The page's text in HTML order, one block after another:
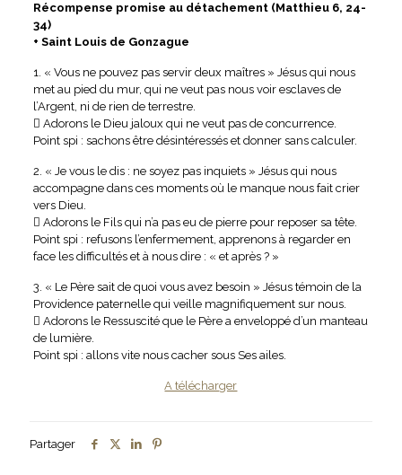
Récompense promise au détachement (Matthieu 6, 24-
34)
+ Saint Louis de Gonzague
1. « Vous ne pouvez pas servir deux maîtres » Jésus qui nous
met au pied du mur, qui ne veut pas nous voir esclaves de
l’Argent, ni de rien de terrestre.
 Adorons le Dieu jaloux qui ne veut pas de concurrence.
Point spi : sachons être désintéressés et donner sans calculer.
2. « Je vous le dis : ne soyez pas inquiets » Jésus qui nous
accompagne dans ces moments où le manque nous fait crier
vers Dieu.
 Adorons le Fils qui n’a pas eu de pierre pour reposer sa tête.
Point spi : refusons l’enfermement, apprenons à regarder en
face les difficultés et à nous dire : « et après ? »
3. « Le Père sait de quoi vous avez besoin » Jésus témoin de la
Providence paternelle qui veille magnifiquement sur nous.
 Adorons le Ressuscité que le Père a enveloppé d’un manteau
de lumière.
Point spi : allons vite nous cacher sous Ses ailes.
A télécharger
Partager